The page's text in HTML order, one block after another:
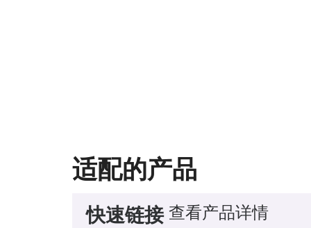
适配的产品
快速链接 查看产品详情